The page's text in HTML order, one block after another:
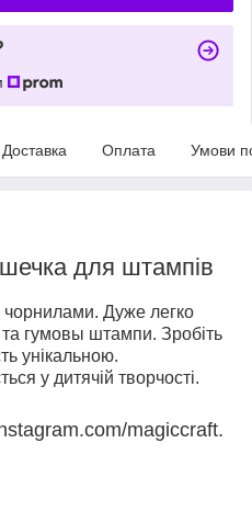
Доставка Оплата Умови
для штампів
чорнилами. Дуже легко
та гумовы штампи. Зробіть
унікальною.
у дитячій творчості.
magiccraft.